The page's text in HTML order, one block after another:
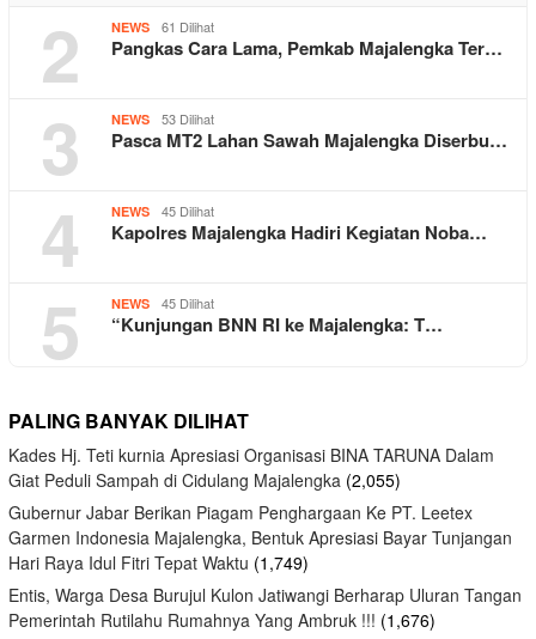
2
NEWS 61 Dilihat
Pangkas Cara Lama, Pemkab Majalengka Ter…
3 NEWS 53 Dilihat
Pasca MT2 Lahan Sawah Majalengka Diserbu…
4 NEWS 45 Dilihat
Kapolres Majalengka Hadiri Kegiatan Noba…
5 NEWS 45 Dilihat
“Kunjungan BNN RI ke Majalengka: T…
PALING BANYAK DILIHAT
Kades Hj. Teti kurnia Apresiasi Organisasi BINA TARUNA Dalam
Giat Peduli Sampah di Cidulang Majalengka (2,055)
Gubernur Jabar Berikan Piagam Penghargaan Ke PT. Leetex
Garmen Indonesia Majalengka, Bentuk Apresiasi Bayar Tunjangan
Hari Raya Idul Fitri Tepat Waktu (1,749)
Entis, Warga Desa Burujul Kulon Jatiwangi Berharap Uluran Tangan
Pemerintah Rutilahu Rumahnya Yang Ambruk !!! (1,676)